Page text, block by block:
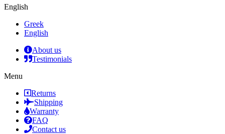
English
Greek
English
About us
Testimonials
Menu
Returns
Shipping
Warranty
FAQ
Contact us